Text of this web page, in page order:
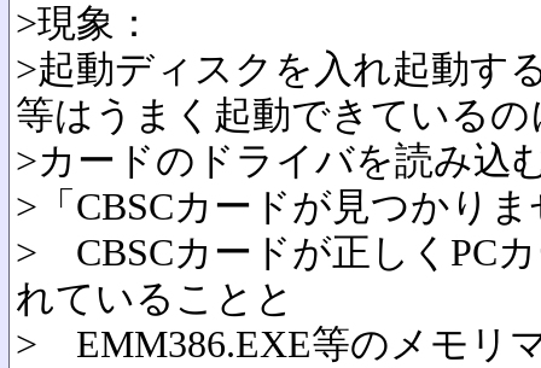
>現象：
>起動ディスクを入れ起動す
等はうまく起動できているの
>カードのドライバを読み込
>「CBSCカードが見つかり
> CBSCカードが正しくPC
れていることと
> EMM386.EXE等のメモリ